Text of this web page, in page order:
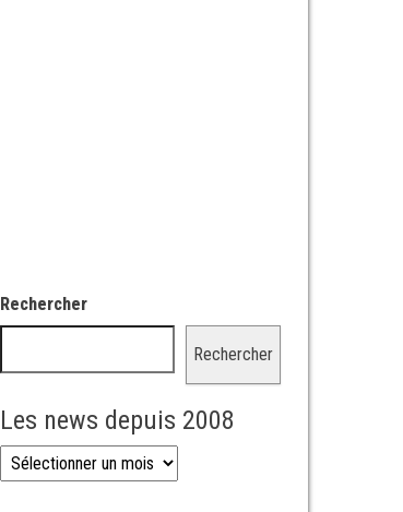
Rechercher
Rechercher
Les news depuis 2008
Les news depuis 2008